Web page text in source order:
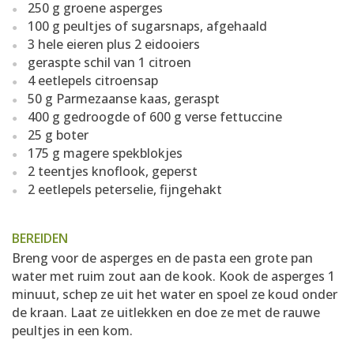
250 g groene asperges
100 g peultjes of sugarsnaps, afgehaald
3 hele eieren plus 2 eidooiers
geraspte schil van 1 citroen
4 eetlepels citroensap
50 g Parmezaanse kaas, geraspt
400 g gedroogde of 600 g verse fettuccine
25 g boter
175 g magere spekblokjes
2 teentjes knoflook, geperst
2 eetlepels peterselie, fijngehakt
BEREIDEN
Breng voor de asperges en de pasta een grote pan
water met ruim zout aan de kook. Kook de asperges 1
minuut, schep ze uit het water en spoel ze koud onder
de kraan. Laat ze uitlekken en doe ze met de rauwe
peultjes in een kom.